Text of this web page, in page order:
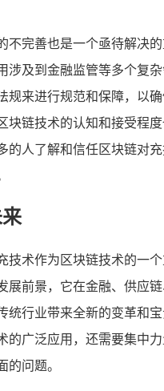
不完善也是一个亟待解决
涉及到金融监管等多个复
规来进行规范和保障，以
块链技术的认知和接受程
的人了解和信任区块链对
技术作为区块链技术的一
展前景，它在金融、供应
统行业带来全新的变革和
的广泛应用，还需要集中
的问题。